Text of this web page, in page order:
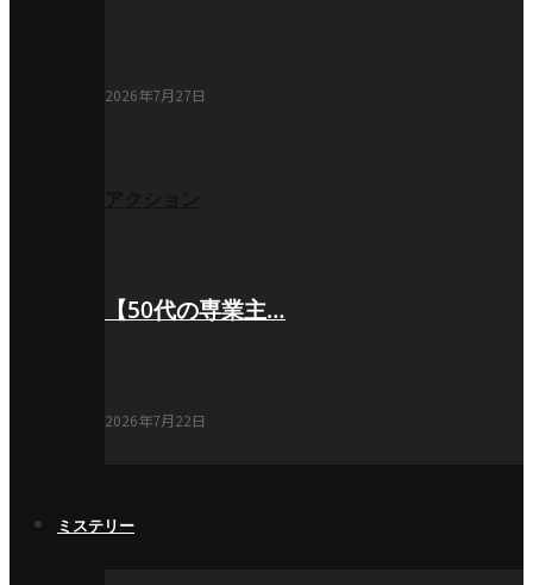
2026年7月27日
【50代の専業主…
2026年7月22日
ミステリー